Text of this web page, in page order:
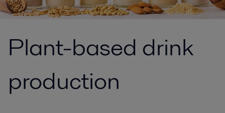
Plant-based drink
production